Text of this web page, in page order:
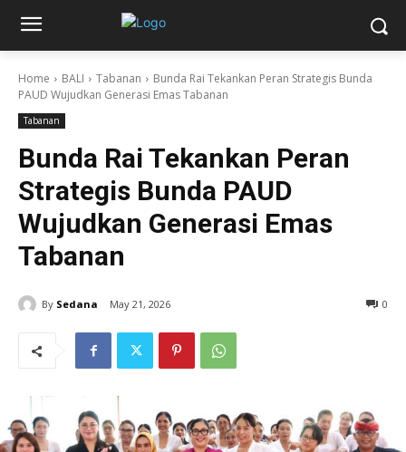
Home BALI Tabanan
Bunda Rai Tekankan Peran Strategis Bunda
PAUD Wujudkan Generasi Emas Tabanan
Tabanan
Bunda Rai Tekankan Peran
Strategis Bunda PAUD
Wujudkan Generasi Emas
Tabanan
By Sedana May 21, 2026 0